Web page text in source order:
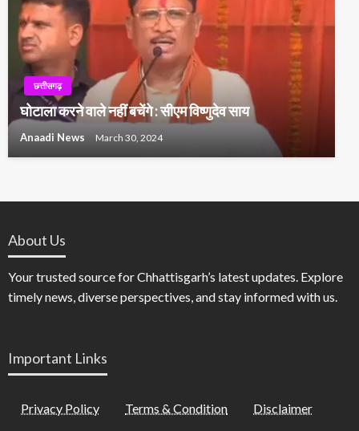
छत्तीसगढ़
घोटाला करने वाले नहीं बचेंगे : सीएम विष्णुदेव साय
Anaadi News March 30, 2024
About Us
Your trusted source for Chhattisgarh’s latest updates. Explore
timely news, diverse perspectives, and stay informed with us.
Important Links
Privacy Policy Terms & Condition Disclaimer